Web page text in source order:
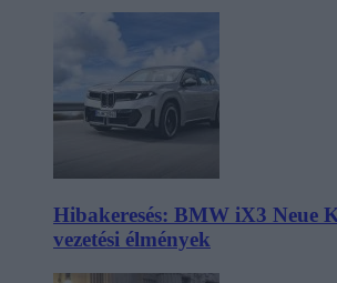
Hibakeresés: BMW iX3 Neue
vezetési élmények